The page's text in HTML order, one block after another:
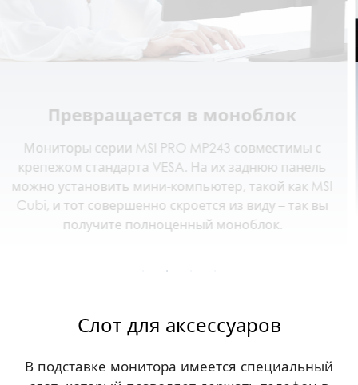
Несколько видеовходов
Наличие нескольких интерфейсов (HDMI™, DP, and
D-Sub) позволяет подключать монитор к разным
источникам видеосигнала.
Слот для аксессуаров
В подставке монитора имеется специальный